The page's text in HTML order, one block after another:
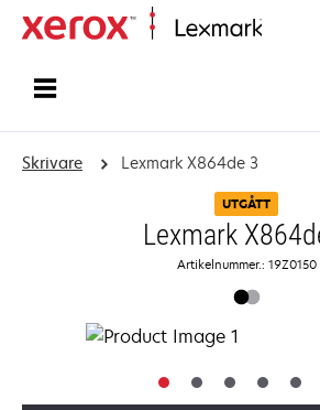
Skrivare Lexmark X864de 3
UTGÅTT
Lexmark
Artikelnummer.: 19Z0150